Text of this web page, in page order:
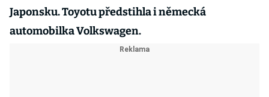
Japonsku. Toyotu předstihla i německá
automobilka Volkswagen.